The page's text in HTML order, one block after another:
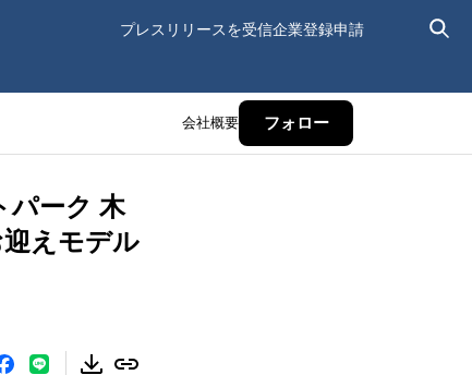
プレスリリースを受信企業登録申請
会社概要 フォロー
パーク 木
えモデル